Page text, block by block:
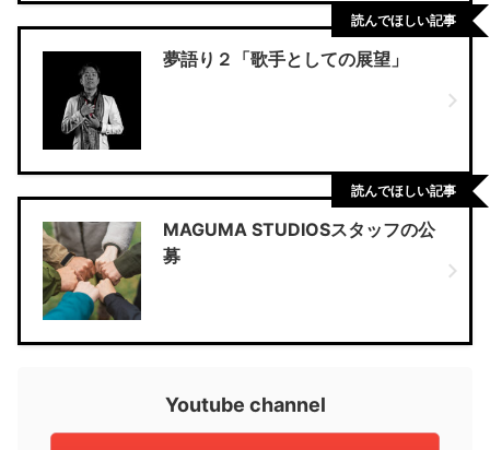
夢語り２「歌手としての展望」
読んでほしい記事
MAGUMA STUDIOSスタッフの公
募
読んでほしい記事
Youtube channel